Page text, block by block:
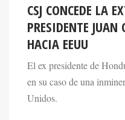
CSJ CONCEDE LA
PRESIDENTE JUAN
HACIA EEUU
El ex presidente de
en su caso de una
Unidos.